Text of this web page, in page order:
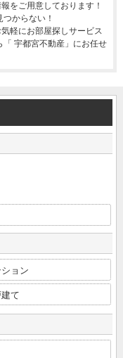
をご用意しております！
からない！
軽にお部屋探しサービス
宇都宮不動産」にお任せ
ョン
て